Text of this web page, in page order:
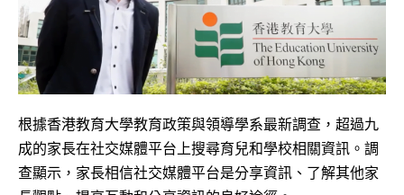
根據香港教育大學教育政策與領導學系最新調查，超過九
成的家長在社交媒體平台上搜尋育兒和學校相關資訊。調
查顯示，家長相信社交媒體平台是分享資訊、了解其他家